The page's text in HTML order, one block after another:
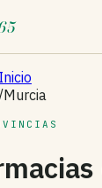
Inicio
Murcia